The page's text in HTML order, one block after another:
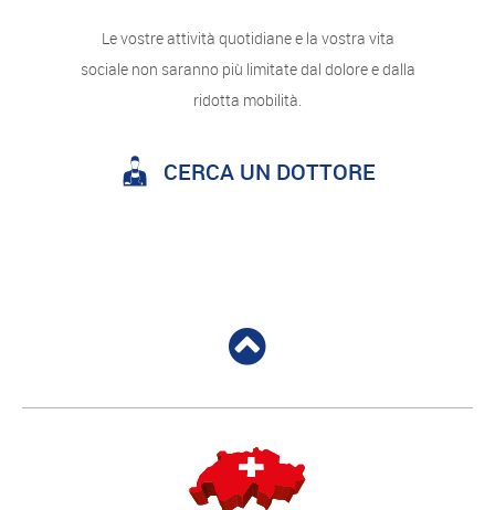
Le vostre attività quotidiane e la vostra vita
sociale non saranno più limitate dal dolore e dalla
ridotta mobilità.
CERCA UN DOTTORE